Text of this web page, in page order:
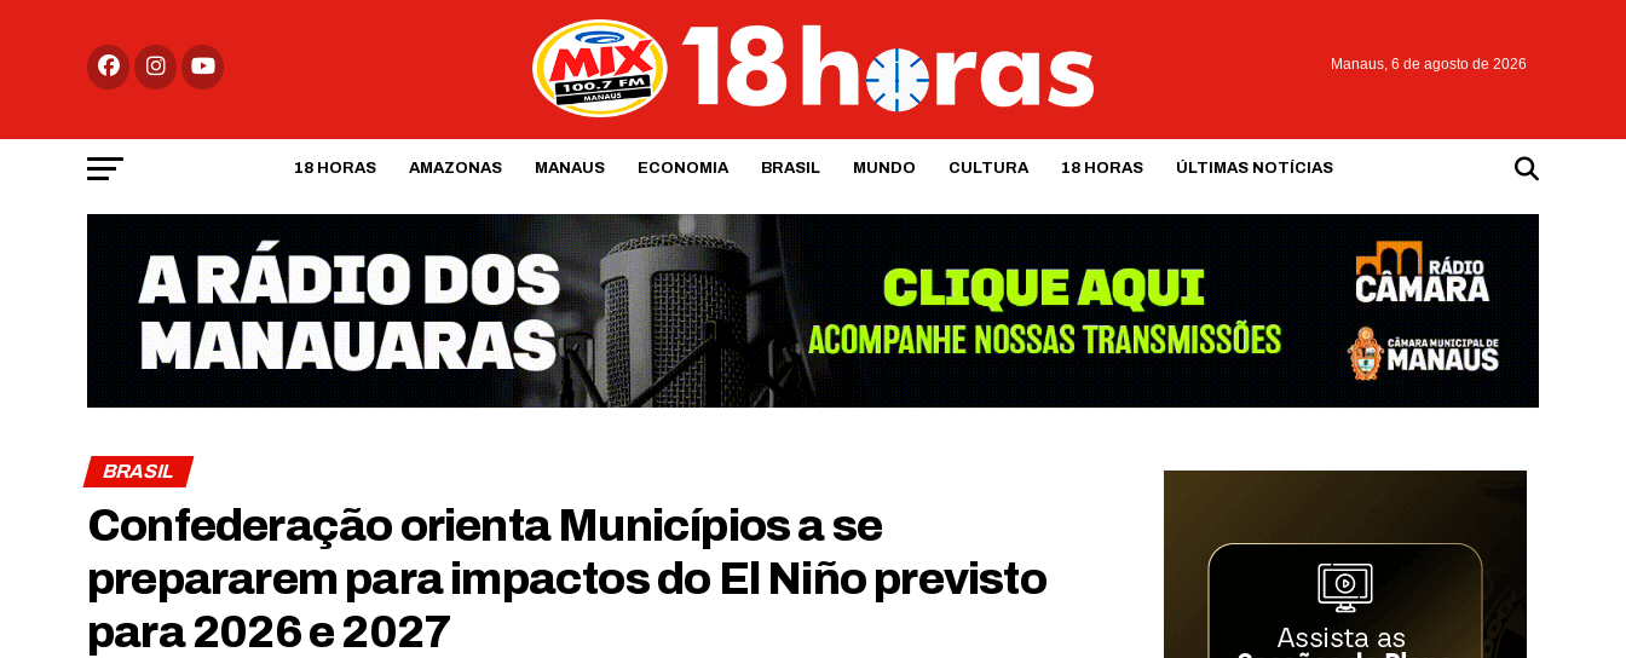
Manaus, 6 de agosto de 2026
18 HORAS AMAZONAS MANAUS ECONOMIA BRASIL MUNDO CULTURA 18 HORAS ÚLTIMAS NOTÍCIAS
BRASIL
Confederação orienta Municípios a se
prepararem para impactos do El Niño previsto
para 2026 e 2027